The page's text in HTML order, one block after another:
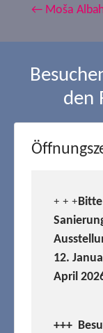
← Moša
den
+ + +
12.
April
+++